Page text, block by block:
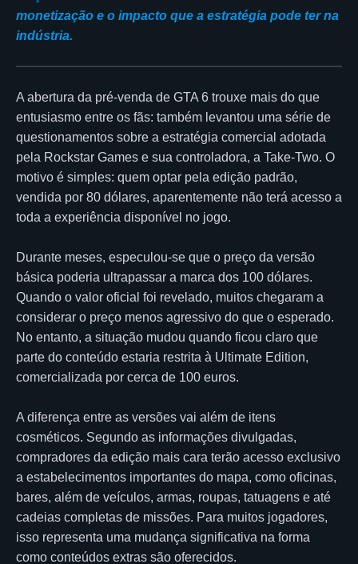
monetização e o impacto que a estratégia pode ter na
indústria.
A abertura da pré-venda de GTA 6 trouxe mais do que
entusiasmo entre os fãs: também levantou uma série de
questionamentos sobre a estratégia comercial adotada
pela Rockstar Games e sua controladora, a Take-Two. O
motivo é simples: quem optar pela edição padrão,
vendida por 80 dólares, aparentemente não terá acesso a
toda a experiência disponível no jogo.
Durante meses, especulou-se que o preço da versão
básica poderia ultrapassar a marca dos 100 dólares.
Quando o valor oficial foi revelado, muitos chegaram a
considerar o preço menos agressivo do que o esperado.
No entanto, a situação mudou quando ficou claro que
parte do conteúdo estaria restrita à Ultimate Edition,
comercializada por cerca de 100 euros.
A diferença entre as versões vai além de itens
cosméticos. Segundo as informações divulgadas,
compradores da edição mais cara terão acesso exclusivo
a estabelecimentos importantes do mapa, como oficinas,
bares, além de veículos, armas, roupas, tatuagens e até
cadeias completas de missões. Para muitos jogadores,
isso representa uma mudança significativa na forma
como conteúdos extras são oferecidos.